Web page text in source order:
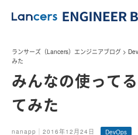
ランサーズ（Lancers）エンジニアブログ >
みた
みんなの使って
てみた
nanapp｜2016年12月24日 DevOps